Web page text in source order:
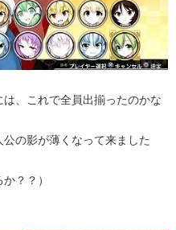
、これで全員出揃ったのかな
の影が薄くなって来ました
？？）